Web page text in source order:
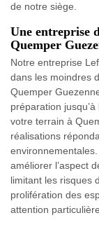
de notre siège.
Une entreprise
Quemper
Notre entreprise
dans les moindres
Quemper
préparation
votre terrain à
réalisations
améliorer l’aspect
limitant les risques
prolifération des
attention